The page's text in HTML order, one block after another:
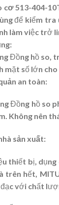
cơ 513-404-
để kiểm
làm việc trở
Đồng hồ so,
mặt số lớn
an toàn:
Đồng hồ so
Không nên
sản xuất:
thiết bị, dụng
trên hết,
đạc với chất